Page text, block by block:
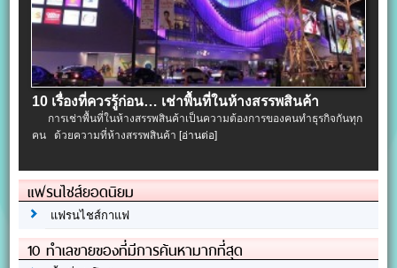
10 เรื่องที่ควรรู้ก่อน… เช่าพื้นที่ในห้างสรรพสินค้า
การเช่าพื้นที่ในห้างสรรพสินค้าเป็นความต้องการของคนทำธุรกิจกันทุก
คน ด้วยความที่ห้างสรรพสินค้า[อ่านต่อ]
แฟรนไชส์ยอดนิยม
แฟรนไชส์กาแฟ
10 ทำเลขายของที่มีการค้นหามากที่สุด